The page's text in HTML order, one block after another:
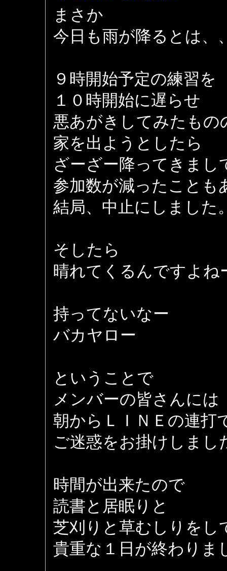
まさか
今日も雨が降るとは、
９時開始予定の練習を
１０時開始に遅らせ
悪あがきしてみたもの
家を出ようとしたら
ざーざー降ってきまし
参加数が減ったことも
結局、中止にしました
そしたら
晴れてくるんですよね
持ってないなー
バカヤロー
ということで
メンバーの皆さんには
朝からＬＩＮＥの連打
ご迷惑をお掛けしまし
時間が出来たので
読書と居眠りと
芝刈りと草むしりをし
貴重な１日が終わりま